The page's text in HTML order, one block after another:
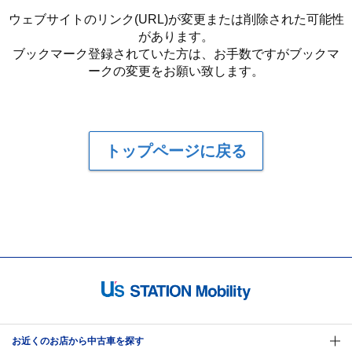
ウェブサイトのリンク(URL)が変更または削除された可能性
があります。
ブックマーク登録されていた方は、お手数ですがブックマ
ークの変更をお願い致します。
トップページに戻る
お近くのお店から中古車を探す